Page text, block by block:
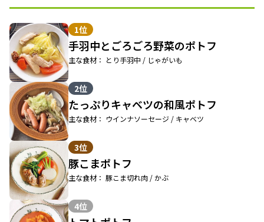
1位
手羽中とごろごろ野菜のポトフ
主な食材： とり手羽中 / じゃがいも
2位
たっぷりキャベツの和風ポトフ
主な食材： ウインナソーセージ / キャベツ
3位
豚こまポトフ
主な食材： 豚こま切れ肉 / かぶ
4位